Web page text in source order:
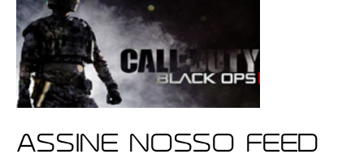
ASSINE NOSSO FEED